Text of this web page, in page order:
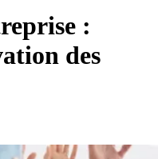
:
des